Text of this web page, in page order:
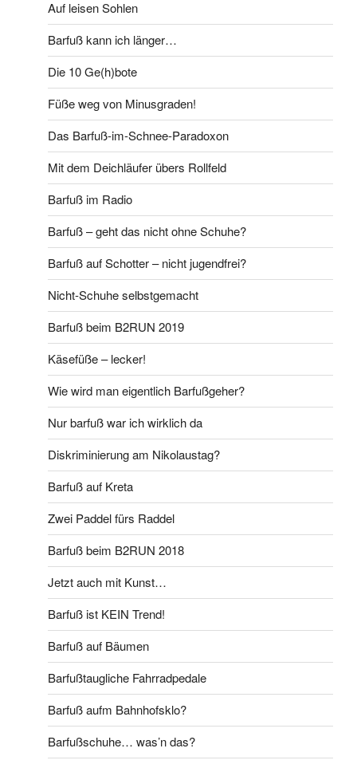
Auf leisen Sohlen
Barfuß kann ich länger…
Die 10 Ge(h)bote
Füße weg von Minusgraden!
Das Barfuß-im-Schnee-Paradoxon
Mit dem Deichläufer übers Rollfeld
Barfuß im Radio
Barfuß – geht das nicht ohne Schuhe?
Barfuß auf Schotter – nicht jugendfrei?
Nicht-Schuhe selbstgemacht
Barfuß beim B2RUN 2019
Käsefüße – lecker!
Wie wird man eigentlich Barfußgeher?
Nur barfuß war ich wirklich da
Diskriminierung am Nikolaustag?
Barfuß auf Kreta
Zwei Paddel fürs Raddel
Barfuß beim B2RUN 2018
Jetzt auch mit Kunst…
Barfuß ist KEIN Trend!
Barfuß auf Bäumen
Barfußtaugliche Fahrradpedale
Barfuß aufm Bahnhofsklo?
Barfußschuhe… was’n das?